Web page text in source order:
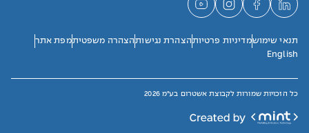
תנאי שימושמדיניות פרטיותהצהרת נגישותהצהרה משפטיתמפת אתר
English
כל הזכויות שמורות לקבוצת אשטרום בע"מ 2026